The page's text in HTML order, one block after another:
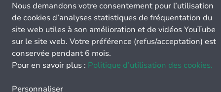
Nous demandons votre consentement pour l’utilisation
de cookies d’analyses statistiques de fréquentation du
site web utiles à son amélioration et de vidéos YouTube
sur le site web. Votre préférence (refus/acceptation) est
conservée pendant 6 mois.
Pour en savoir plus : Politique d’utilisation des cookies.
Personnaliser